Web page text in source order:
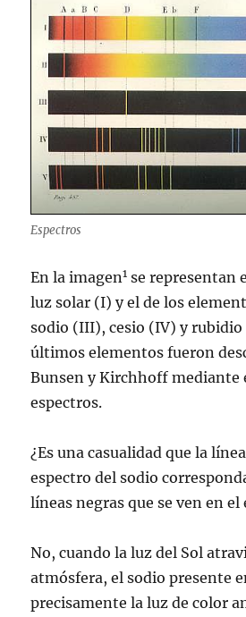
Espectros
En la imagen1 se representan
luz solar (I) y el de los
sodio (III), cesio (IV) y rubidio
últimos elementos fueron
Bunsen y Kirchhoff mediante
espectros.
¿Es una casualidad que la
espectro del sodio
líneas negras que se ven en el
No, cuando la luz del Sol
atmósfera, el sodio presente
precisamente la luz de color